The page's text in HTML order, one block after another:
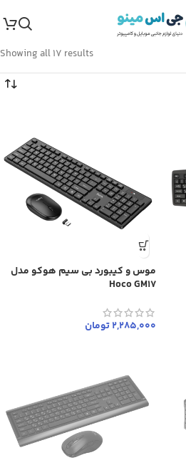
Showing all 17 results
موس و کیبورد بی سیم هوکو مدل
Hoco GM17
2,285,000تومان